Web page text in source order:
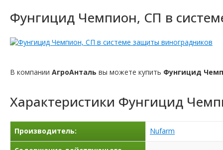
Фунгицид Чемпион, СП в
В компании АгроАнталь вы можете купить Фунгицид
Характеристики Фунгицид
Производитель: Nufarm